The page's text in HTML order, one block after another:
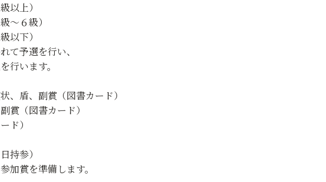
以上）
６級）
下）
選を行い、
ます。
盾、副賞（図書カード）
図書カード）
）
持参）
を準備します。